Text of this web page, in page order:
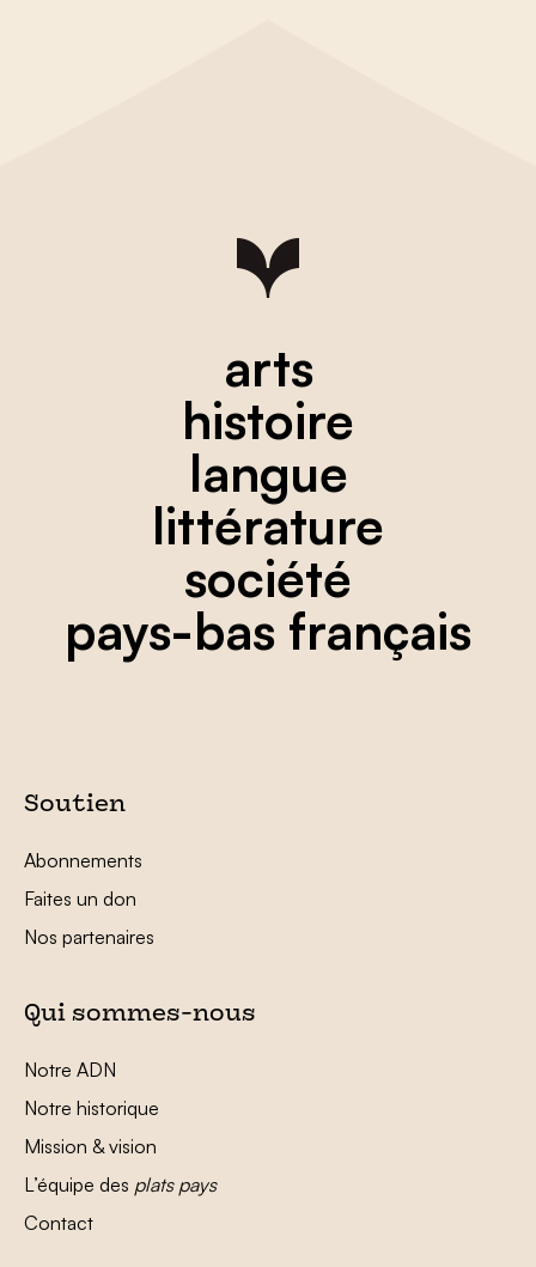
arts
histoire
langue
littérature
société
pays-bas français
Soutien
Abonnements
Faites un don
Nos partenaires
Qui sommes-nous
Notre ADN
Notre historique
Mission & vision
L’équipe des plats pays
Contact